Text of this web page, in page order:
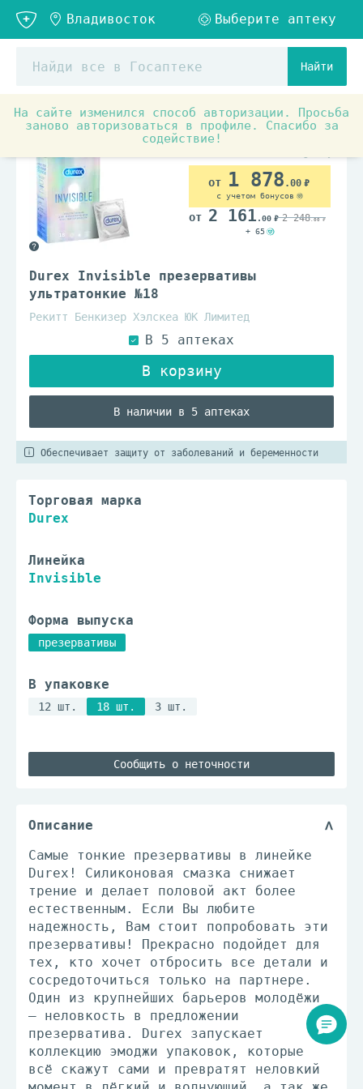
Найти
На сайте изменился способ авторизации. Просьба
заново авторизоваться в профиле. Спасибо за
содействие!
Товары для красоты и здоровья Товары для взрослых
Durex Invisible презервативы
ультратонкие №18
Рекитт Бенкизер Хэлскеа ЮК Лимитед
В наличии в 5 аптеках
1 878 .00
с учетом бонусов
2 161 .00 2 248.00
+ 65
Обеспечивает защиту от заболеваний и беременности
Торговая марка
Durex
Линейка
Invisible
Форма выпуска
презервативы
В упаковке
12 шт. 18 шт. 3 шт.
Сообщить о неточности
Описание
Самые тонкие презервативы в линейке
Durex! Силиконовая смазка снижает
трение и делает половой акт более
естественным. Если Вы любите
надежность, Вам стоит попробовать эти
презервативы! Прекрасно подойдет для
тех, кто хочет отбросить все детали и
сосредоточиться только на партнере.
Один из крупнейших барьеров молодёжи
– неловкость в предложении
презерватива. Durex запускает
коллекцию эмоджи упаковок, которые
всё скажут сами и превратят неловкий